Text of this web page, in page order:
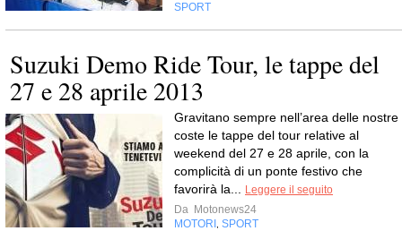
SPORT
Suzuki Demo Ride Tour, le tappe del
27 e 28 aprile 2013
Gravitano sempre nell’area delle nostre
coste le tappe del tour relative al
weekend del 27 e 28 aprile, con la
complicità di un ponte festivo che
favorirà la...
Leggere il seguito
Da Motonews24
MOTORI
SPORT